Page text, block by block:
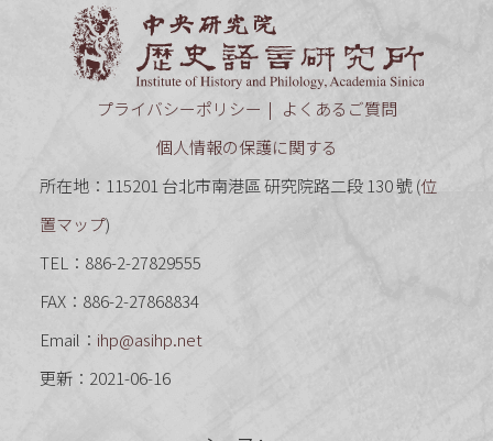
プライバシーポリシー
よくあるご質問
個人情報の保護に関する
所在地：115201 台北市南港區 研究院路二段 130 號 (位
置マップ)
TEL：886-2-27829555
FAX：886-2-27868834
Email： ihp@asihp.net
更新：2021-06-16